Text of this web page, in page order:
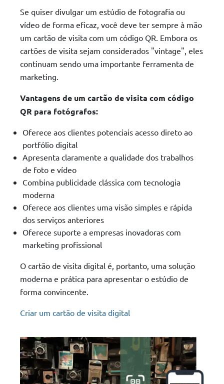
Se quiser divulgar um estúdio de fotografia ou
vídeo de forma eficaz, você deve ter sempre à mão
um cartão de visita com um código QR. Embora os
cartões de visita sejam considerados "vintage", eles
continuam sendo uma importante ferramenta de
marketing.
Vantagens de um cartão de visita com código
QR para fotógrafos:
Oferece aos clientes potenciais acesso direto ao
portfólio digital
Apresenta claramente a qualidade dos trabalhos
de foto e vídeo
Combina publicidade clássica com tecnologia
moderna
Oferece aos clientes uma visão simples e rápida
dos serviços anteriores
Oferece suporte a empresas inovadoras com
marketing profissional
O cartão de visita digital é, portanto, uma solução
moderna e prática para apresentar o estúdio de
forma convincente.
Criar um cartão de visita digital